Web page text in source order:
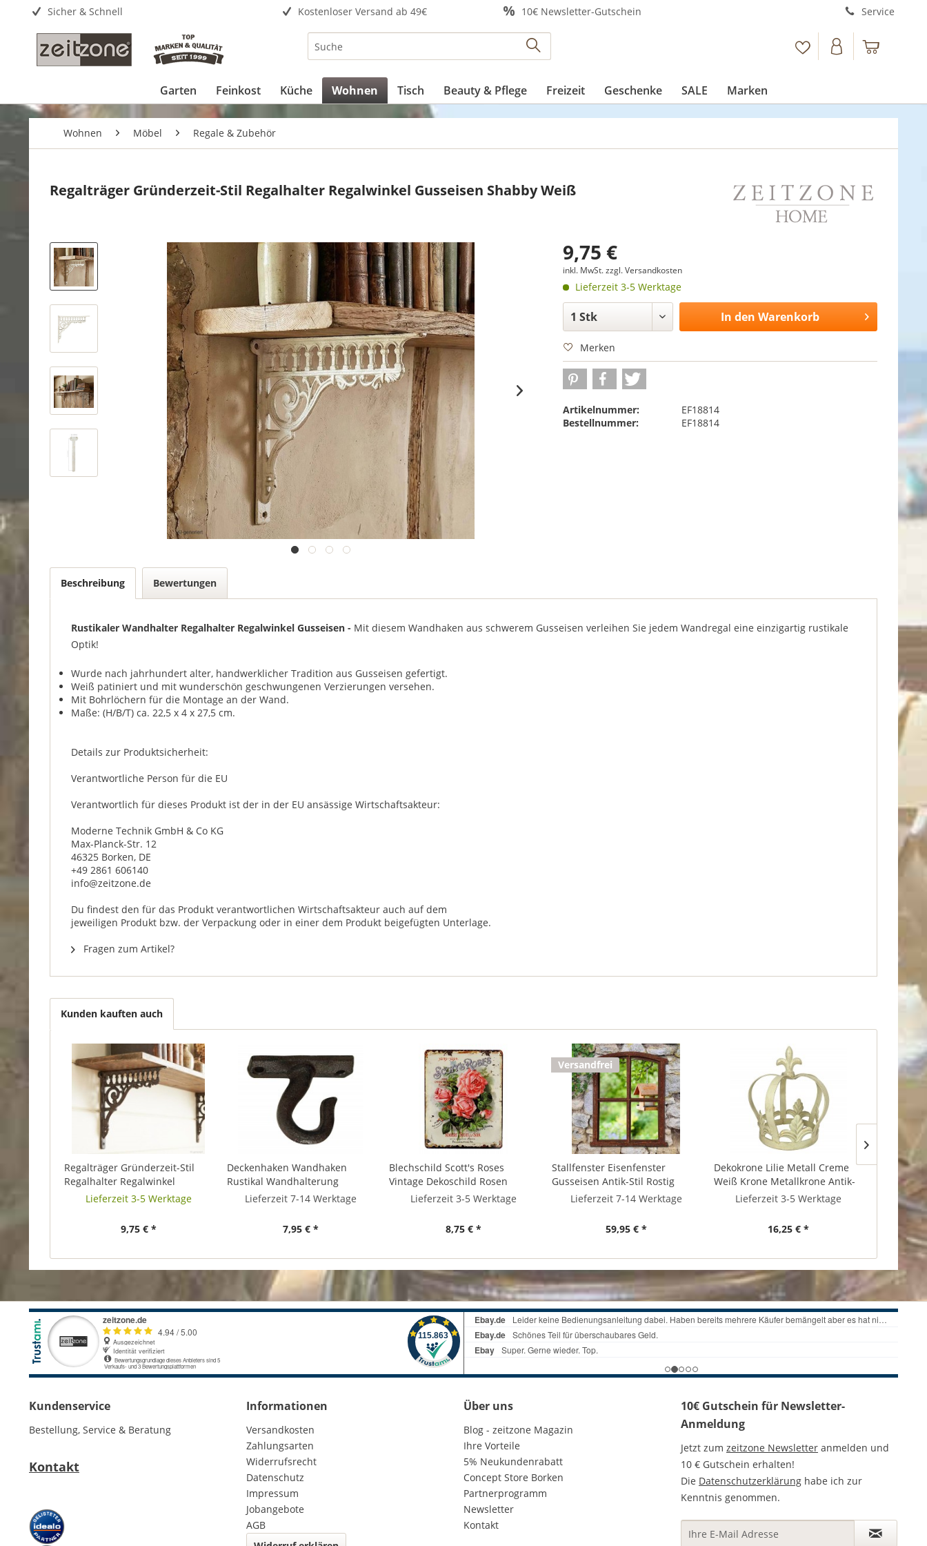
Sicher & Schnell Kostenloser Versand ab 49€ 10€ Newsletter-Gutschein Service
Garten Feinkost Küche Wohnen Tisch Beauty & Pflege Freizeit Geschenke SALE Marken
Wohnen Möbel Regale & Zubehör
Regalträger Gründerzeit-Stil Regalhalter Regalwinkel Gusseisen Shabby Weiß
9,75 €
inkl. MwSt.zzgl. Versandkosten
Lieferzeit 3-5 Werktage
In den Warenkorb
Merken
Artikelnummer:
EF18814
Bestellnummer:
EF18814
Beschreibung Bewertungen
Rustikaler Wandhalter Regalhalter Regalwinkel Gusseisen - Mit diesem Wandhaken aus schwerem Gusseisen verleihen Sie jedem Wandregal eine einzigartig rustikale
Optik!
Wurde nach jahrhundert alter, handwerklicher Tradition aus Gusseisen gefertigt.
Weiß patiniert und mit wunderschön geschwungenen Verzierungen versehen.
Mit Bohrlöchern für die Montage an der Wand.
Maße: (H/B/T) ca. 22,5 x 4 x 27,5 cm.
Details zur Produktsicherheit:
Verantwortliche Person für die EU
Verantwortlich für dieses Produkt ist der in der EU ansässige Wirtschaftsakteur:
Moderne Technik GmbH & Co KG
Max-Planck-Str. 12
46325 Borken, DE
+49 2861 606140
info@zeitzone.de
Du findest den für das Produkt verantwortlichen Wirtschaftsakteur auch auf dem
jeweiligen Produkt bzw. der Verpackung oder in einer dem Produkt beigefügten Unterlage.
Fragen zum Artikel?
Kunden kauften auch
Regalträger Gründerzeit-Stil
Regalhalter Regalwinkel
Gusseisen Braun 23x27cm
Lieferzeit 3-5 Werktage
9,75 € *
Deckenhaken Wandhaken
Rustikal Wandhalterung
Gusseisen Antik-Stil Braun 5cm
Lieferzeit 7-14 Werktage
7,95 € *
Blechschild Scott's Roses
Vintage Dekoschild Rosen
Nostalgie 25x20cm
Lieferzeit 3-5 Werktage
8,75 € *
Versandfrei
Stallfenster Eisenfenster
Gusseisen Antik-Stil Rostig
Fensterrahmen Vintage 49cm
Lieferzeit 7-14 Werktage
59,95 € *
Dekokrone Lilie Metall Creme
Weiß Krone Metallkrone Antik-
Stil Barock
Lieferzeit 3-5 Werktage
16,25 € *
Kundenservice
Bestellung, Service & Beratung
Kontakt
Informationen
Versandkosten
Zahlungsarten
Widerrufsrecht
Datenschutz
Impressum
Jobangebote
AGB
Über uns
Blog - zeitzone Magazin
Ihre Vorteile
5% Neukundenrabatt
Concept Store Borken
Partnerprogramm
Newsletter
Kontakt
10€ Gutschein für Newsletter-
Anmeldung
Jetzt zum zeitzone Newsletter anmelden und
10 € Gutschein erhalten!
Die Datenschutzerklärung habe ich zur
Kenntnis genommen.